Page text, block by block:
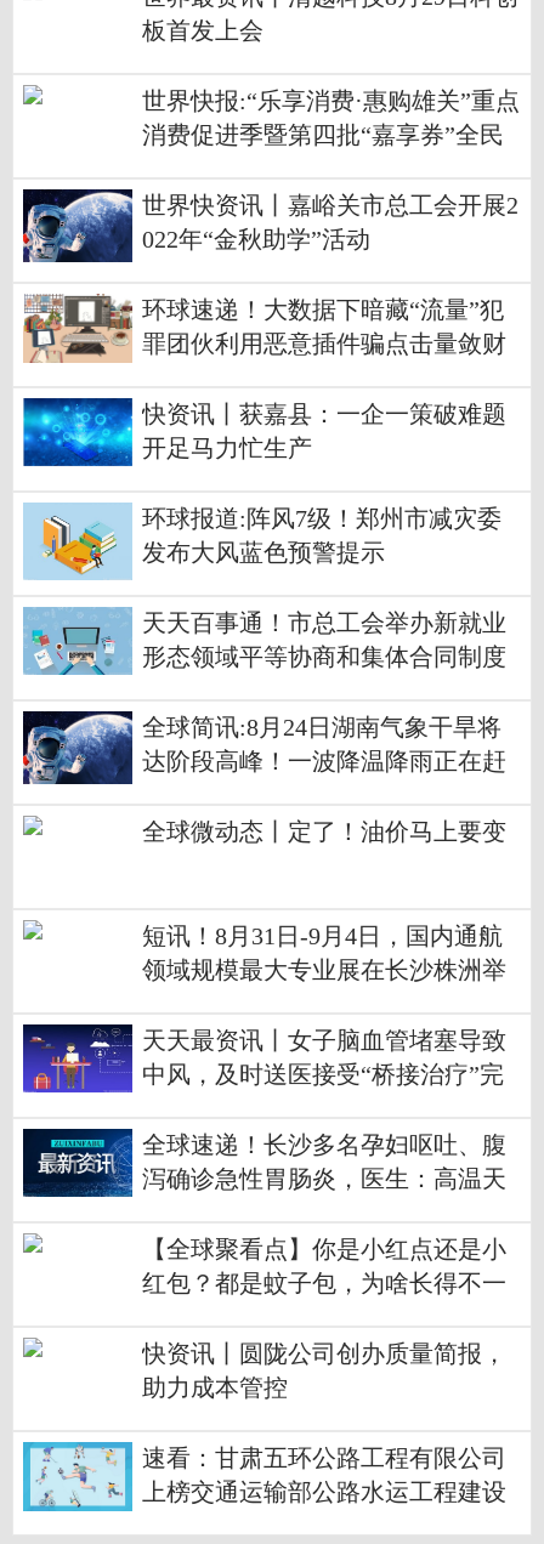
板首发上会
世界快报:“乐享消费·惠购雄关”重点
消费促进季暨第四批“嘉享券”全民
世界快资讯丨嘉峪关市总工会开展2
022年“金秋助学”活动
环球速递！大数据下暗藏“流量”犯
罪团伙利用恶意插件骗点击量敛财
快资讯丨获嘉县：一企一策破难题
开足马力忙生产
环球报道:阵风7级！郑州市减灾委
发布大风蓝色预警提示
天天百事通！市总工会举办新就业
形态领域平等协商和集体合同制度
全球简讯:8月24日湖南气象干旱将
达阶段高峰！一波降温降雨正在赶
全球微动态丨定了！油价马上要变
短讯！8月31日-9月4日，国内通航
领域规模最大专业展在长沙株洲举
天天最资讯丨女子脑血管堵塞导致
中风，及时送医接受“桥接治疗”完
全球速递！长沙多名孕妇呕吐、腹
泻确诊急性胃肠炎，医生：高温天
【全球聚看点】你是小红点还是小
红包？都是蚊子包，为啥长得不一
快资讯丨圆陇公司创办质量简报，
助力成本管控
速看：甘肃五环公路工程有限公司
上榜交通运输部公路水运工程建设